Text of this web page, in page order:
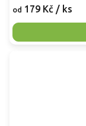
od 179 Kč / ks